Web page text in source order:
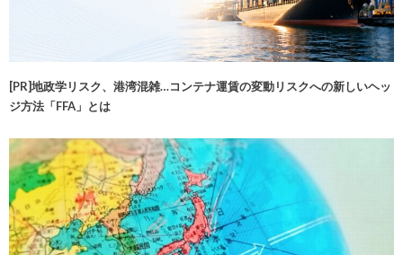
[PR]地政学リスク、港湾混雑…コンテナ運賃の変動リスクへの新しいヘッ
ジ方法「FFA」とは